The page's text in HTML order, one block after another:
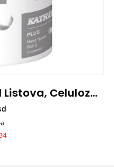
Centerfeed S, 2sl, 60m, 261 Listova, Celuloza, 12/1